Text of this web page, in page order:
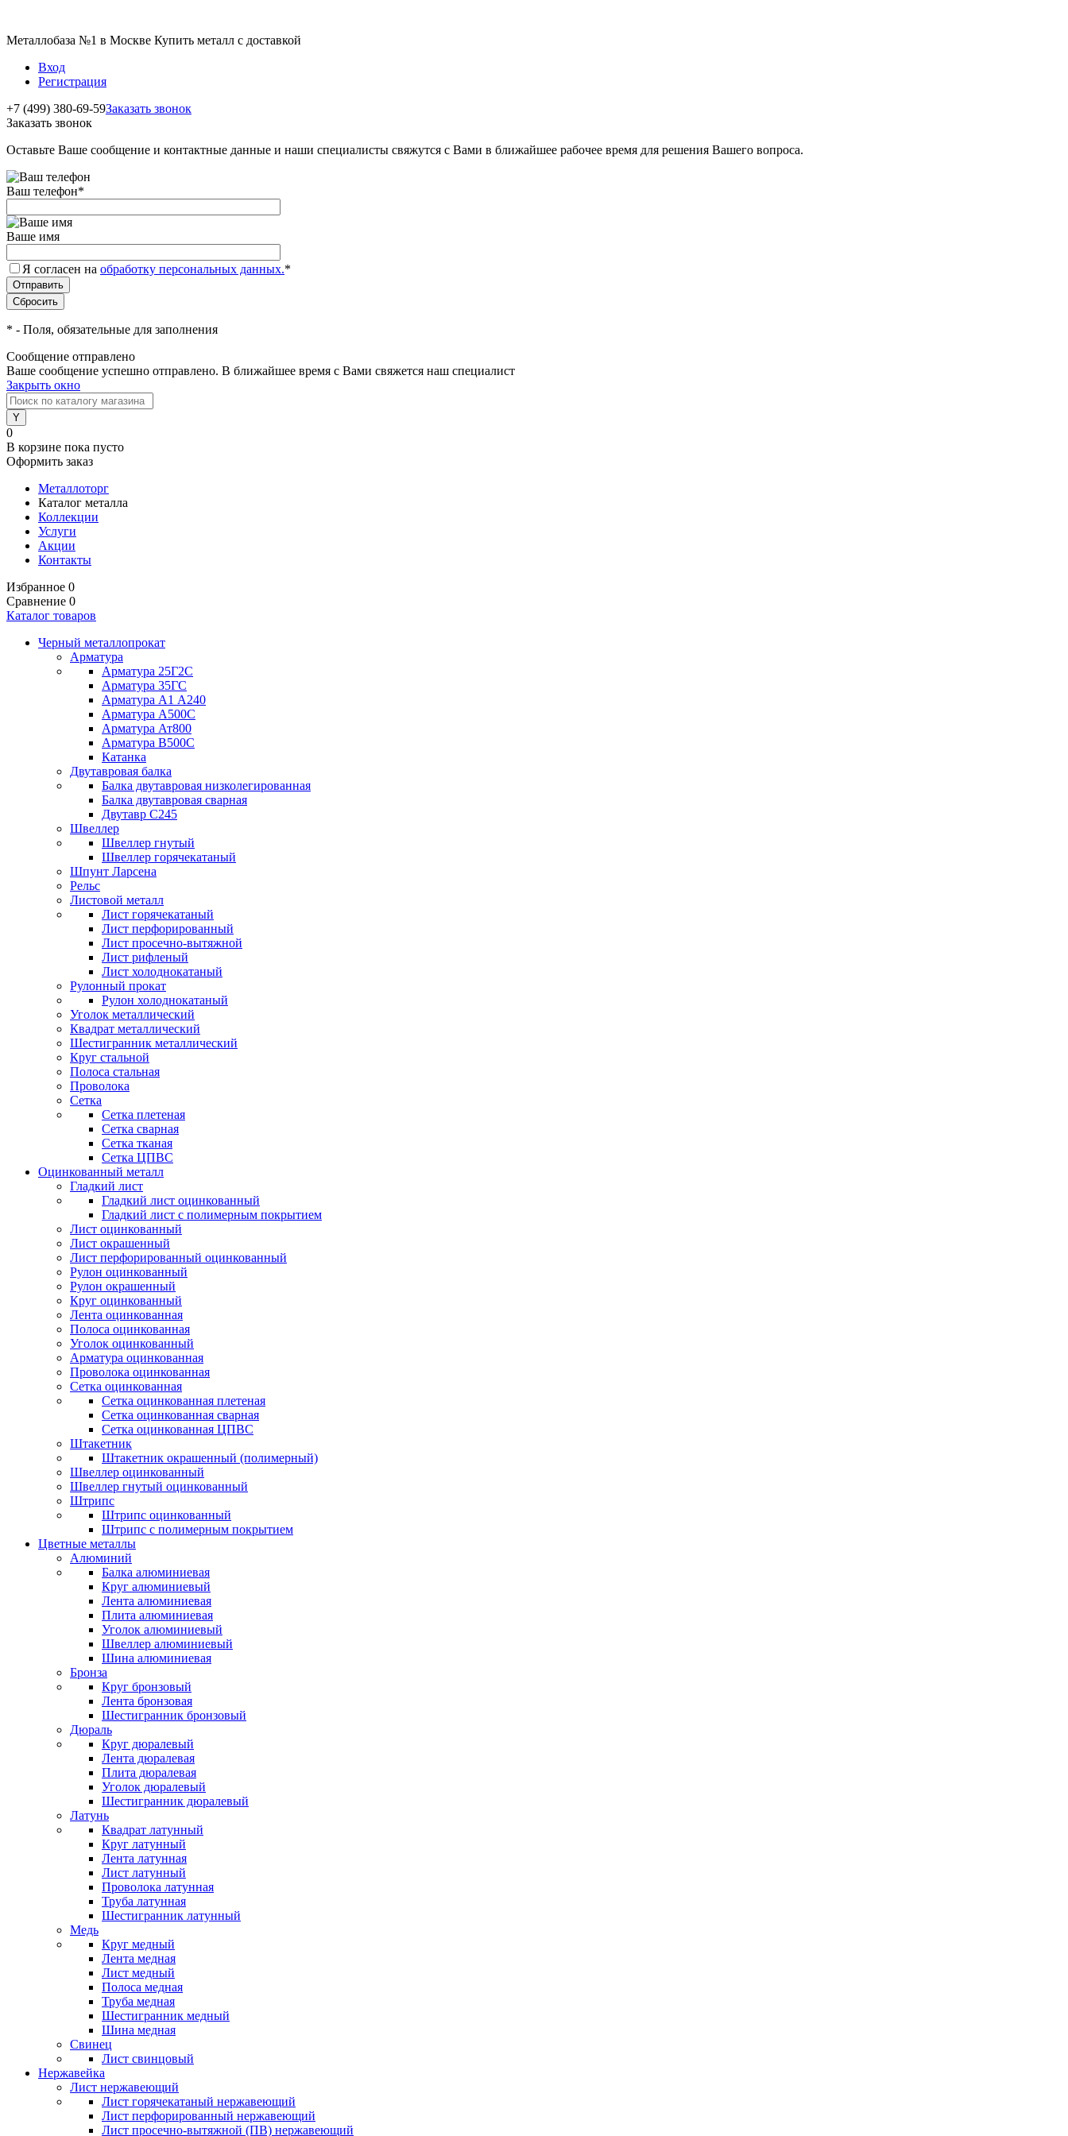
Металлобаза №1 в Москве Купить металл с доставкой
Вход
Регистрация
+7 (499) 380-69-59Заказать звонок
Заказать звонок
Оставьте Ваше сообщение и контактные данные и наши специалисты свяжутся с Вами в ближайшее рабочее время для решения Вашего вопроса.
Ваш телефон*
Ваше имя
Я согласен на обработку персональных данных.*
* - Поля, обязательные для заполнения
Сообщение отправлено
Ваше сообщение успешно отправлено. В ближайшее время с Вами свяжется наш специалист
Закрыть окно
0
В корзине пока пусто
Оформить заказ
Металлоторг
Каталог металла
Коллекции
Услуги
Акции
Контакты
Избранное 0
Сравнение 0
Каталог товаров
Черный металлопрокат
Арматура
Арматура 25Г2С
Арматура 35ГС
Арматура А1 А240
Арматура А500С
Арматура Ат800
Арматура В500С
Катанка
Двутавровая балка
Балка двутавровая низколегированная
Балка двутавровая сварная
Двутавр С245
Швеллер
Швеллер гнутый
Швеллер горячекатаный
Шпунт Ларсена
Рельс
Листовой металл
Лист горячекатаный
Лист перфорированный
Лист просечно-вытяжной
Лист рифленый
Лист холоднокатаный
Рулонный прокат
Рулон холоднокатаный
Уголок металлический
Квадрат металлический
Шестигранник металлический
Круг стальной
Полоса стальная
Проволока
Сетка
Сетка плетеная
Сетка сварная
Сетка тканая
Сетка ЦПВС
Оцинкованный металл
Гладкий лист
Гладкий лист оцинкованный
Гладкий лист с полимерным покрытием
Лист оцинкованный
Лист окрашенный
Лист перфорированный оцинкованный
Рулон оцинкованный
Рулон окрашенный
Круг оцинкованный
Лента оцинкованная
Полоса оцинкованная
Уголок оцинкованный
Арматура оцинкованная
Проволока оцинкованная
Сетка оцинкованная
Сетка оцинкованная плетеная
Сетка оцинкованная сварная
Сетка оцинкованная ЦПВС
Штакетник
Штакетник окрашенный (полимерный)
Швеллер оцинкованный
Швеллер гнутый оцинкованный
Штрипс
Штрипс оцинкованный
Штрипс с полимерным покрытием
Цветные металлы
Алюминий
Балка алюминиевая
Круг алюминиевый
Лента алюминиевая
Плита алюминиевая
Уголок алюминиевый
Швеллер алюминиевый
Шина алюминиевая
Бронза
Круг бронзовый
Лента бронзовая
Шестигранник бронзовый
Дюраль
Круг дюралевый
Лента дюралевая
Плита дюралевая
Уголок дюралевый
Шестигранник дюралевый
Латунь
Квадрат латунный
Круг латунный
Лента латунная
Лист латунный
Проволока латунная
Труба латунная
Шестигранник латунный
Медь
Круг медный
Лента медная
Лист медный
Полоса медная
Труба медная
Шестигранник медный
Шина медная
Свинец
Лист свинцовый
Нержавейка
Лист нержавеющий
Лист горячекатаный нержавеющий
Лист перфорированный нержавеющий
Лист просечно-вытяжной (ПВ) нержавеющий